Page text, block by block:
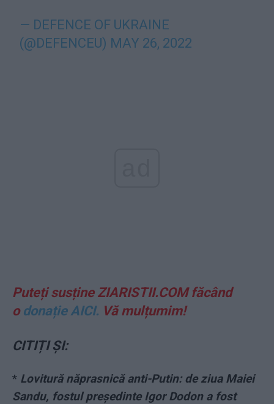
— DEFENCE OF UKRAINE
(@DEFENCEU) MAY 26, 2022
Puteți susține ZIARISTII.COM făcând
o donație AICI. Vă mulțumim!
CITIȚI ȘI:
* Lovitură năprasnică anti-Putin: de ziua Maiei
Sandu, fostul președinte Igor Dodon a fost